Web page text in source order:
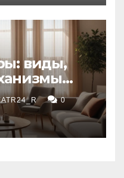
виды,
0